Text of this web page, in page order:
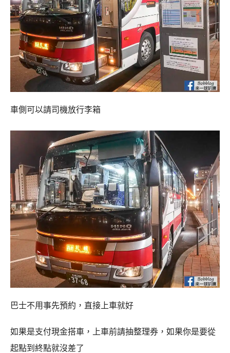
車側可以請司機放行李箱
巴士不用事先預約，直接上車就好
如果是支付現金搭車，上車前請抽整理券，如果你是要從
起點到終點就沒差了